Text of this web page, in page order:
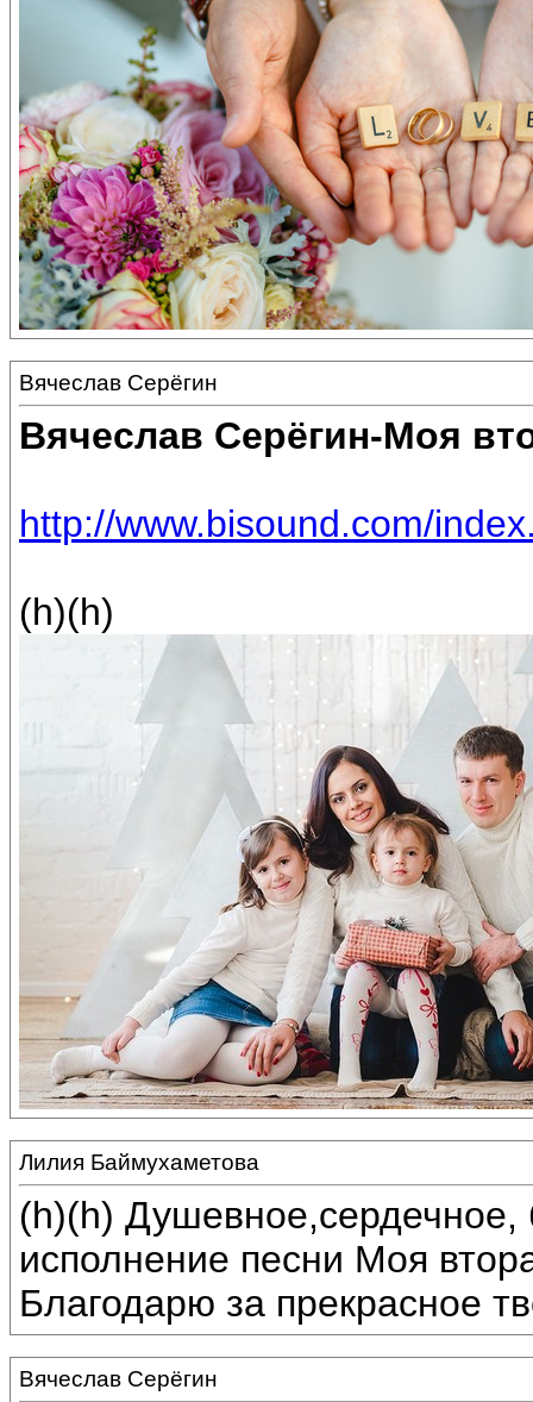
Вячеслав Серёгин
Вячеслав Серёгин-Моя
http://www.bisound.com/
(h)(h)
Лилия Баймухаметова
(h)(h) Душевное,сердечное,
исполнение песни Моя
Благодарю за прекрасное
Вячеслав Серёгин